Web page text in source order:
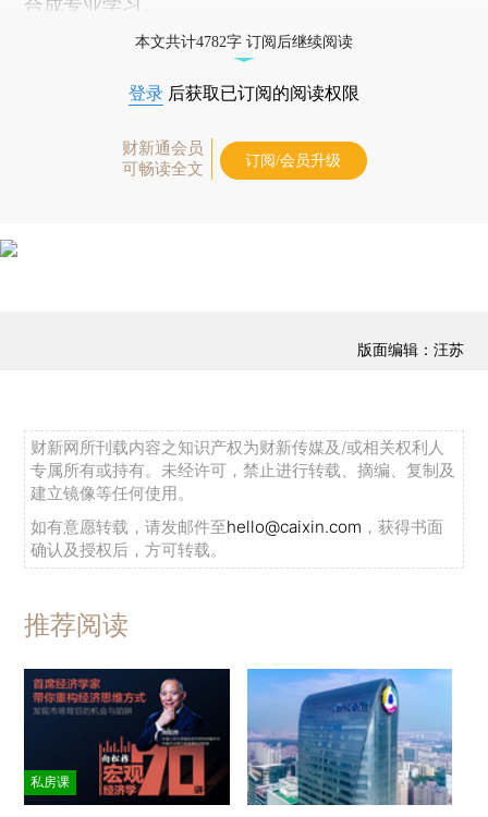
合成专业学习。
本文共计4782字 订阅后继续阅读
登录 后获取已订阅的阅读权限
财新通会员
可畅读全文
订阅/会员升级
版面编辑：汪苏
财新网所刊载内容之知识产权为财新传媒及/或相关权利人
专属所有或持有。未经许可，禁止进行转载、摘编、复制及
建立镜像等任何使用。
如有意愿转载，请发邮件至hello@caixin.com ，获得书面
确认及授权后，方可转载。
推荐阅读
私房课